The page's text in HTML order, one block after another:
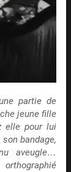
partie de
jeune fille
elle pour lui
bandage,
aveugle…